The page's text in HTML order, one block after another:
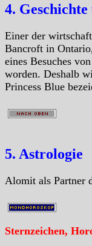
4.
Einer der
Bancroft in
eines Besuches
worden. Deshalb
Princess Blue
5. Astrologie
Alomit als Partner
Sternzeichen,